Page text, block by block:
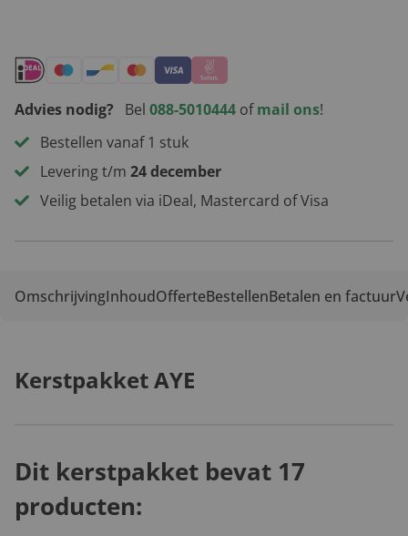
Advies nodig? Bel 088-5010444 ofmail ons!
Bestellen vanaf 1 stuk
Levering t/m 24 december
Veilig betalen via iDeal, Mastercard of Visa
OmschrijvingInhoudOfferteBestellenBetalen en factuur
Kerstpakket AYE
Dit kerstpakket bevat 17
producten: